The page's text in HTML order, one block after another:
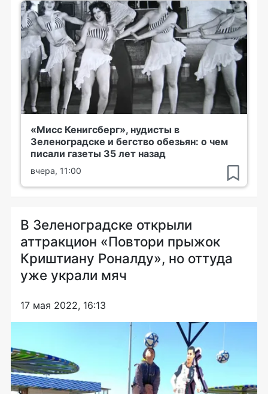
«Мисс Кенигсберг», нудисты в
Зеленоградске и бегство обезьян: о чем
писали газеты 35 лет назад
вчера, 11:00
В Зеленоградске открыли
аттракцион «Повтори прыжок
Криштиану Роналду», но оттуда
уже украли мяч
17 мая 2022, 16:13